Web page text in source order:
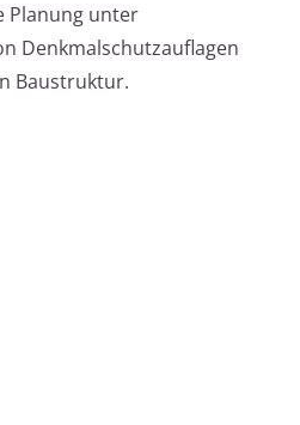
Planung unter
Denkmalschutzauflagen
Baustruktur.